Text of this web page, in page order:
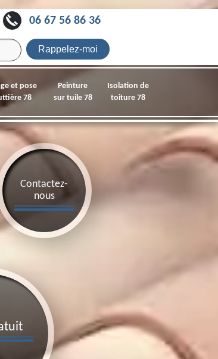
06 67 56 86 36
et pose
78
Peinture
sur tuile 78
Isolation de
toiture 78
Contactez-
nous